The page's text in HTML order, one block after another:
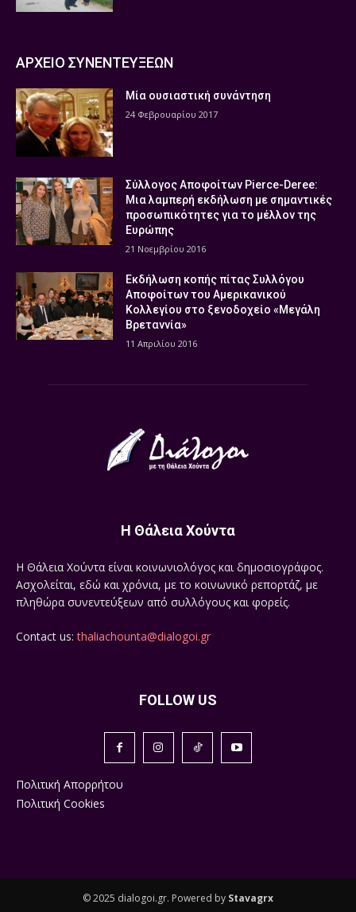
ΑΡΧΕΙΟ ΣΥΝΕΝΤΕΥΞΕΩΝ
Μία ουσιαστική συνάντηση
24 Φεβρουαρίου 2017
Σύλλογος Αποφοίτων Pierce-Deree:
Μια λαμπερή εκδήλωση με σημαντικές
προσωπικότητες για το μέλλον της
Ευρώπης
21 Νοεμβρίου 2016
Εκδήλωση κοπής πίτας Συλλόγου
Αποφοίτων του Αμερικανικού
Κολλεγίου στο ξενοδοχείο «Μεγάλη
Βρεταννία»
11 Απριλίου 2016
Η Θάλεια Χούντα
Η Θάλεια Χούντα είναι κοινωνιολόγος και δημοσιογράφος.
Ασχολείται, εδώ και χρόνια, με το κοινωνικό ρεπορτάζ, με
πληθώρα συνεντεύξεων από συλλόγους και φορείς.
Contact us:thaliachounta@dialogoi.gr
FOLLOW US
Πολιτική Απορρήτου
Πολιτική Cookies
© 2025 dialogoi.gr. Powered by Stavagrx